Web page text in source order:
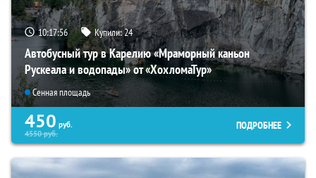
10:17:54 Купили:24
Автобусный тур в Карелию «Мраморный каньон
Рускеала и водопады» от «ХохломаТур»
Сенная площадь
450 руб.
4550руб.
ПОДРОБНЕЕ